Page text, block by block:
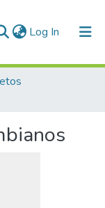
Log In (current)